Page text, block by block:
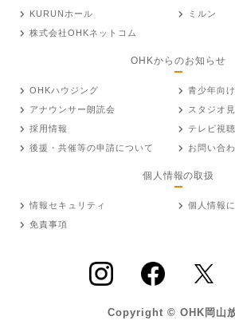
KURUNホール
ミルン
株式会社OHKネットコム
OHKからのお知らせ
OHKハウジング
青少年向
アナウンサー朗読会
スタジオ
採用情報
テレビ視
後援・共催等の申請について
お問い合
個人情報の取扱
情報セキュリティ
個人情報
免責事項
Copyright © OHK岡山